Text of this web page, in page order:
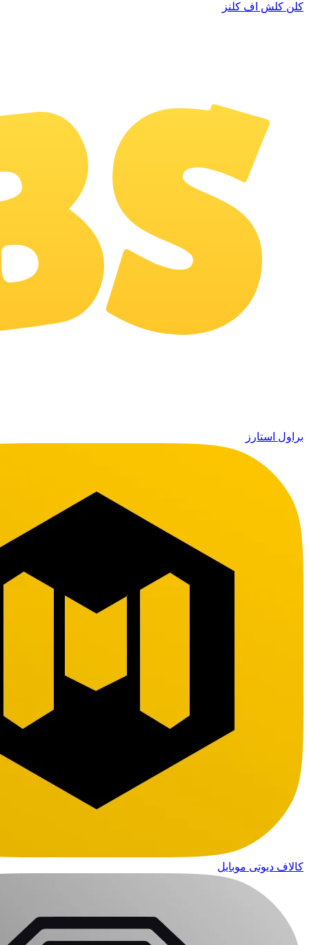
کلن کلش اف کلنز
براول استارز
کالاف دیوتی موبایل